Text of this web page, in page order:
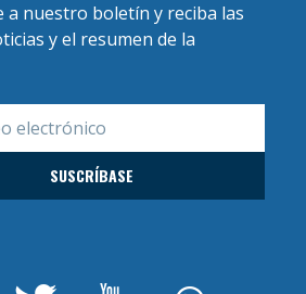
a nuestro boletín y reciba las
y el resumen de la